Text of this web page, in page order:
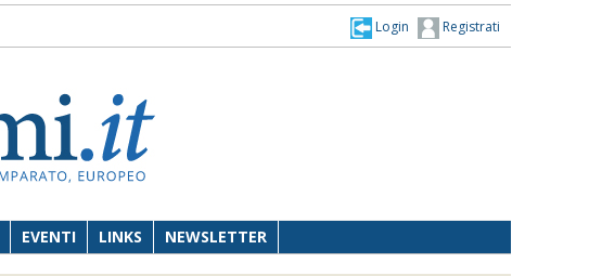
Registrati
Login
EVENTI LINKS NEWSLETTER